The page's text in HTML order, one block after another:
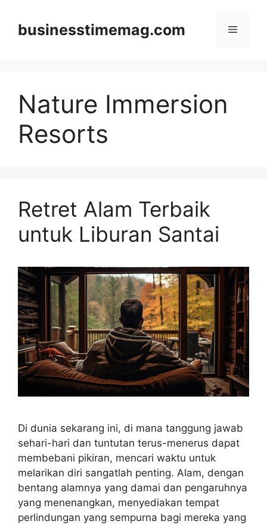
contentbusinesstimemag.com Menu
Nature Immersion
Resorts
Retret Alam Terbaik
untuk Liburan Santai
Di dunia sekarang ini, di mana tanggung jawab
sehari-hari dan tuntutan terus-menerus dapat
membebani pikiran, mencari waktu untuk
melarikan diri sangatlah penting. Alam, dengan
bentang alamnya yang damai dan pengaruhnya
yang menenangkan, menyediakan tempat
perlindungan yang sempurna bagi mereka yang